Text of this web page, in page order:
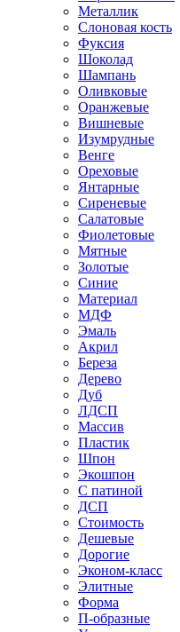
Металлик
Слоновая кость
Фуксия
Шоколад
Шампань
Оливковые
Оранжевые
Вишневые
Изумрудные
Венге
Ореховые
Янтарные
Сиреневые
Салатовые
Фиолетовые
Мятные
Золотые
Синие
Материал
МДФ
Эмаль
Акрил
Береза
Дерево
Дуб
ЛДСП
Массив
Пластик
Шпон
Экошпон
С патиной
ДСП
Стоимость
Дешевые
Дорогие
Эконом-класс
Элитные
Форма
П-образные